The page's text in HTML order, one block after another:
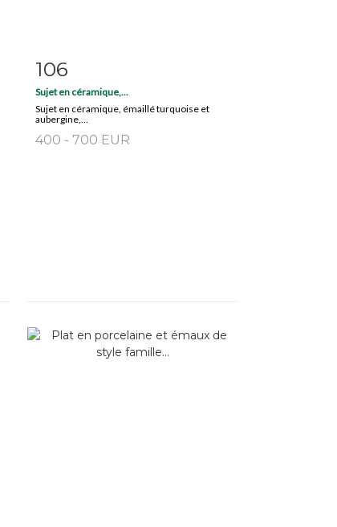
Item detail
106
Sujet en céramique,...
Sujet en céramique, émaillé turquoise et
aubergine,...
400 - 700 EUR